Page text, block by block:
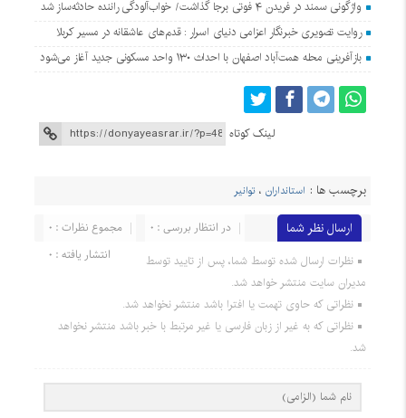
واژگونی سمند در فریدن ۴ فوتی برجا گذاشت/ خواب‌آلودگی راننده حادثه‌ساز شد
روایت تصویری خبرنگار اعزامی دنیای اسرار : قدم‌های عاشقانه در مسیر کربلا
بازآفرینی محله همت‌آباد اصفهان با احداث ۱۳۰ واحد مسکونی جدید آغاز می‌شود
لینک کوتاه
برچسب ها : استانداران ،توانیر
ارسال نظر شما مجموع نظرات : 0
در انتظار بررسی : 0
انتشار یافته : 0
نظرات ارسال شده توسط شما، پس از تایید توسط
مدیران سایت منتشر خواهد شد.
نظراتی که حاوی تهمت یا افترا باشد منتشر نخواهد شد.
نظراتی که به غیر از زبان فارسی یا غیر مرتبط با خبر باشد منتشر نخواهد
شد.